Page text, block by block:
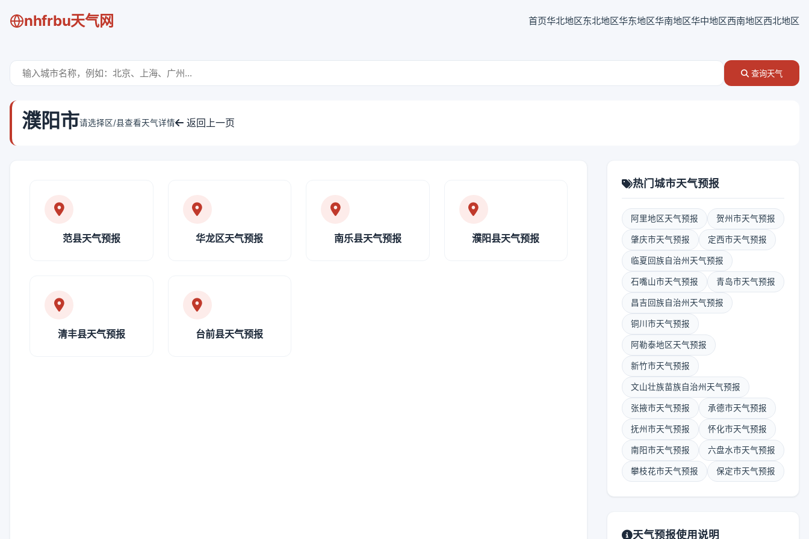
nhfrbu天气网 首页华北地区东北地区华东地区华南地区华中地区西南地区西北地区
查询天气
濮阳市请选择区/县查看天气详情 返回上一页
范县天气预报 华龙区天气预报 南乐县天气预报 濮阳县天气预报
清丰县天气预报 台前县天气预报
热门城市天气预报
阿里地区天气预报 贺州市天气预报
肇庆市天气预报 定西市天气预报
临夏回族自治州天气预报
石嘴山市天气预报 青岛市天气预报
昌吉回族自治州天气预报
铜川市天气预报
阿勒泰地区天气预报
新竹市天气预报
文山壮族苗族自治州天气预报
张掖市天气预报 承德市天气预报
抚州市天气预报 怀化市天气预报
南阳市天气预报 六盘水市天气预报
攀枝花市天气预报 保定市天气预报
天气预报使用说明